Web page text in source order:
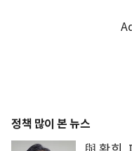
정책 많이 본 뉴스